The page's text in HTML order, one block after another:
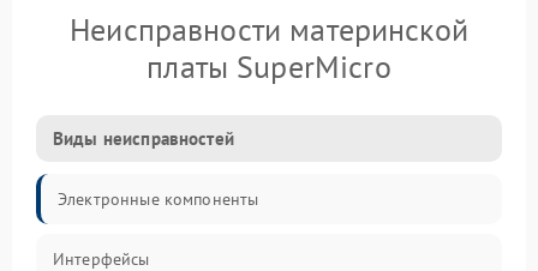
Неисправности материнской
платы SuperMicro
Виды неисправностей
Электронные компоненты
Интерфейсы